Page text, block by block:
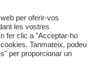
Clauss
ambL’espai d’un instant
per oferir-vos
les vostres
fer clic a "Acceptar-ho
Tanmateix, podeu
per proporcionar un